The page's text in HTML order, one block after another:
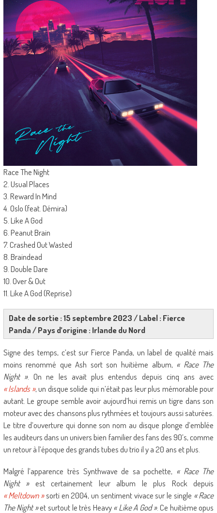
Race The Night
2. Usual Places
3. Reward In Mind
4. Oslo (feat. Démira)
5. Like A God
6. Peanut Brain
7. Crashed Out Wasted
8. Braindead
9. Double Dare
10. Over & Out
11. Like A God (Reprise)
Date de sortie : 15 septembre 2023 / Label : Fierce
Panda / Pays d’origine : Irlande du Nord
Signe des temps, c’est sur Fierce Panda, un label de qualité mais
moins renommé que Ash sort son huitième album, « Race The
Night ». On ne les avait plus entendus depuis cinq ans avec
« Islands », un disque solide qui n’était pas leur plus mémorable pour
autant. Le groupe semble avoir aujourd’hui remis un tigre dans son
moteur avec des chansons plus rythmées et toujours aussi saturées.
Le titre d’ouverture qui donne son nom au disque plonge d’emblée
les auditeurs dans un univers bien familier des fans des 90’s, comme
un retour à l’époque des grands tubes du trio il y a 20 ans et plus.
Malgré l’apparence très Synthwave de sa pochette, « Race The
Night »est certainement leur album le plus Rock depuis
« Meltdown »sorti en 2004, un sentiment vivace sur le single « Race
The Night »et surtout le très Heavy« Like A God ». Ce huitième opus